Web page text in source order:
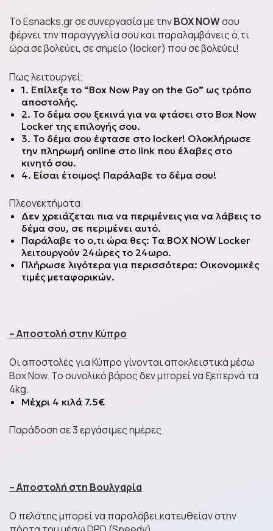
Energy Drinks
Δημητριακά
Asian Noodles
Sauces Around the
World
Energy & Protein Bars
Mystery Boxes
Πάρτι και Διοργανώσεις
Επικοινωνία
Το Esnacks.gr σε συνεργασία με τηνBOX NOWσου
φέρνει την παραγγγελία σου και παραλαμβάνεις ό,τι
ώρα σε βολεύει, σε σημείο (locker) που σε βολεύει!
Πως λειτουργεί;
1. Επίλεξε το “Box Now Pay on the Go” ως τρόπο
αποστολής.
2. Το δέμα σου ξεκινά για να φτάσει στο Box Now
Locker της επιλογής σου.
3. Το δέμα σου έφτασε στο locker! Ολοκλήρωσε
την πληρωμή online στο link που έλαβες στο
κινητό σου.
4. Είσαι έτοιμος! Παράλαβε το δέμα σου!
Πλεονεκτήματα:
Δεν χρειάζεται πια να περιμένεις για να λάβεις το
δέμα σου, σε περιμένει αυτό.
Παράλαβε το ο,τι ώρα θες: Tα ΒΟΧ ΝΟW Locker
λειτουργούν 24ώρες το 24ωρο.
Πλήρωσε λιγότερα για περισσότερα: Οικονομικές
τιμές μεταφορικών.
– Αποστολή στην Κύπρο
Οι αποστολές για Κύπρο γίνονται αποκλειστικά μέσω
Box Now. Το συνολικό βάρος δεν μπορεί να ξεπερνά τα
4kg.
Μέχρι 4 κιλά 7.5€
Παράδοση σε 3 εργάσιμες ημέρες.
– Αποστολή στη Βουλγαρία
Ο πελάτης μπορεί να παραλάβει κατευθείαν στην